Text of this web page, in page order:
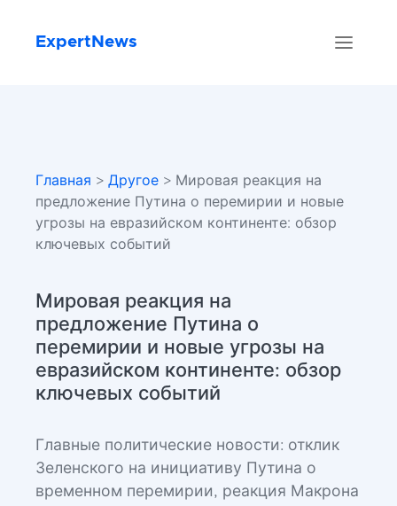
ExpertNews
Главная > Другое > Мировая реакция на
предложение Путина о перемирии и новые
угрозы на евразийском континенте: обзор
ключевых событий
Мировая реакция на
предложение Путина о
перемирии и новые угрозы на
евразийском континенте: обзор
ключевых событий
Главные политические новости: отклик
Зеленского на инициативу Путина о
временном перемирии, реакция Макрона